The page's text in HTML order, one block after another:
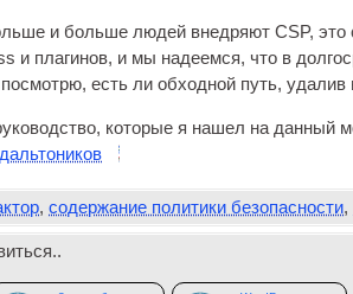
и больше людей внедряют CSP, это
и плагинов, и мы надеемся, что в
есть ли обходной путь,
которые я нашел на данный
,содержание политики безопасности,